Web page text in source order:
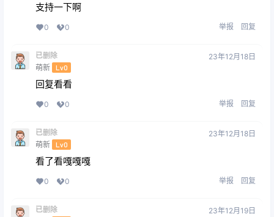
支持一下啊
0 0 举报 回复
已删除
萌新 Lv0
23年12月18日
回复看看
0 0 举报 回复
已删除
萌新 Lv0
23年12月18日
看了看嘎嘎嘎
0 0 举报 回复
已删除
23年12月19日